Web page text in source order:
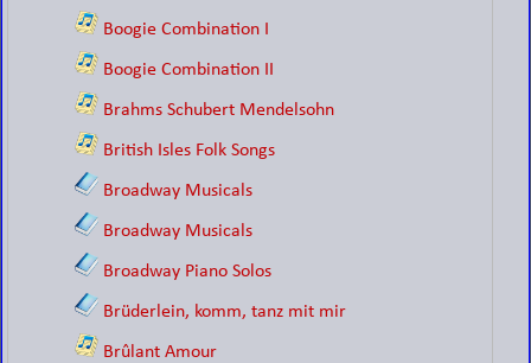
Boogie Combination I
Boogie Combination II
Brahms Schubert Mendelsohn
British Isles Folk Songs
Broadway Musicals
Broadway Musicals
Broadway Piano Solos
Brüderlein, komm, tanz mit mir
Brûlant Amour